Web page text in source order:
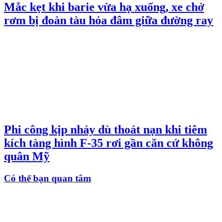
Mắc kẹt khi barie vừa hạ xuống, xe chở
rơm bị đoàn tàu hỏa đâm giữa đường ray
Phi công kịp nhảy dù thoát nạn khi tiêm
kích tàng hình F-35 rơi gần căn cứ không
quân Mỹ
Có thể bạn quan tâm